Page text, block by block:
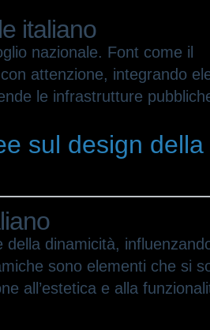
italiano
nazionale. Font come il
attenzione, integrando
le infrastrutture
sul design della
dinamicità,
sono elementi che si
all’estetica e alla